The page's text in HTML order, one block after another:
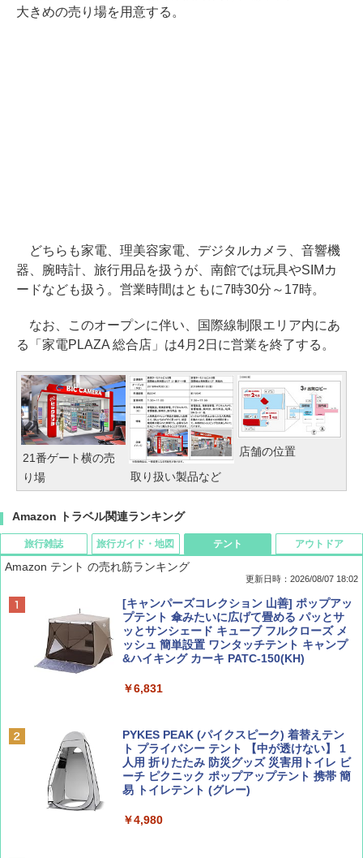
大きめの売り場を用意する。
どちらも家電、理美容家電、デジタルカメラ、音響機
器、腕時計、旅行用品を扱うが、南館では玩具やSIMカ
ードなども扱う。営業時間はともに7時30分～17時。
なお、このオープンに伴い、国際線制限エリア内にあ
る「家電PLAZA 総合店」は4月2日に営業を終了する。
21番ゲート横の売
り場
取り扱い製品など
店舗の位置
Amazon トラベル関連ランキング
旅行雑誌
ディズニーファン ２０２６年 ９月号 [雑
誌] (ＤＩＳＮＥＹ ＦＡＮ)
￥713
￥1,500
旅行ガイド・地図
僕が見た未来【完全版】
￥0
￥2,079
球の歩き方A ヨーロッパ
テント
Amazon テント の売れ筋ランキング
更新日時：2026/08/07 18:02
[キャンパーズコレクション 山善] ポップアッ
プテント 傘みたいに広げて畳める パッとサ
ッとサンシェード キューブ フルクローズ メ
ッシュ 簡単設置 ワンタッチテント キャンプ
&ハイキング カーキ PATC-150(KH)
￥6,831
PYKES PEAK (パイクスピーク) 着替えテン
ト プライバシー テント 【中が透けない】 1
人用 折りたたみ 防災グッズ 災害用トイレ ビ
ーチ ピクニック ポップアップテント 携帯 簡
易 トイレテント (グレー)
￥4,980
アウトドア